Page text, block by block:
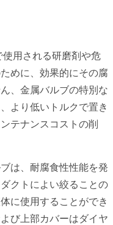
使用される研磨剤や危
めに、効果的にその腐
、金属バルブの特別な
より低いトルクで置き
テナンスコストの削
は、耐腐食性性能を発
クトによい絞ることの
に使用することができ
び上部カバーはダイヤ